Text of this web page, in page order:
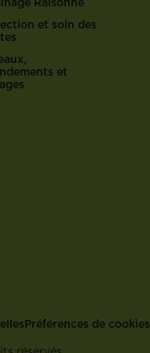
et soin des
et
Préférences de cookies